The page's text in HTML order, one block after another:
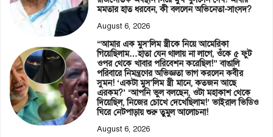
মমতার হাত ধরবেন, কী বললেন অভিনেতা-সাংসদ?
August 6, 2026
“আমার এক মুস’লিম স্ত্রীকে নিয়ে আমেরিকা
গিয়েছিলাম…হাতা যেন থালায় না লাগে, ওঁকে ৫ ফুট
ওপর থেকে খাবার পরিবেশন করেছিল!” বাঙালি
পরিবারে নিমন্ত্রণের অভিজ্ঞতা ভাগ করলেন কবীর
সুমন! ‘একটা মুস’লিম স্ত্রী মানে, কতজন আছে
এরকম?’ ‘আপনি ভুল বলছেন, ওটা মহাকাশ থেকে
দিয়েছিল, নিজের চোখে দেখেছিলাম!’ ভাইরাল ভিডিও
ঘিরে নেটপাড়ায় শুরু তুমুল আলোচনা!
August 6, 2026